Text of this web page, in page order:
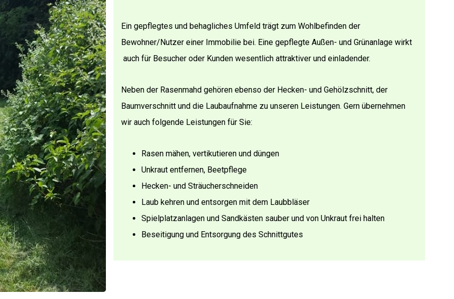
Ein gepflegtes und behagliches Umfeld trägt zum Wohlbefinden der
Bewohner/Nutzer einer Immobilie bei. Eine gepflegte Außen- und Grünanlage wirkt
auch für Besucher oder Kunden wesentlich attraktiver und einladender.
Neben der Rasenmahd gehören ebenso der Hecken- und Gehölzschnitt, der
Baumverschnitt und die Laubaufnahme zu unseren Leistungen. Gern übernehmen
wir auch folgende Leistungen für Sie:
Rasen mähen, vertikutieren und düngen
Unkraut entfernen, Beetpflege
Hecken- und Sträucherschneiden
Laub kehren und entsorgen mit dem Laubbläser
Spielplatzanlagen und Sandkästen sauber und von Unkraut frei halten
Beseitigung und Entsorgung des Schnittgutes